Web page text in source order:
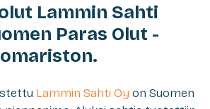
Lammin Sahti
Paras Olut -
Lammin Sahti Oy on Suomen